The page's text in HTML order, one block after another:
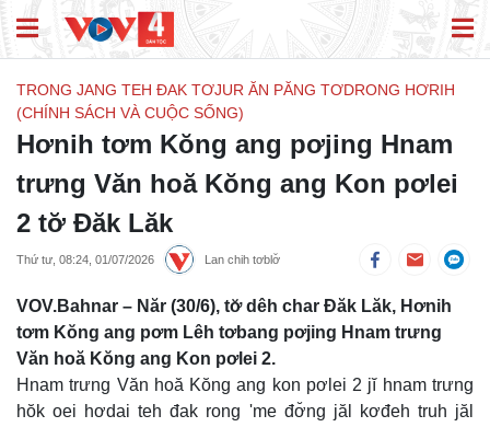
TRONG JANG TEH ĐAK TƠJUR ĂN PĂNG TƠDRONG HƠRIH
(CHÍNH SÁCH VÀ CUỘC SỐNG)
Hơnih tơm Kŏng ang pơjing Hnam
trưng Văn hoă Kŏng ang Kon pơlei
2 tơ̆ Đăk Lăk
Thứ tư, 08:24, 01/07/2026 Lan chih tơblơ̆
VOV.Bahnar – Năr (30/6), tơ̆ dêh char Đăk Lăk, Hơnih
tơm Kŏng ang pơm Lêh tơbang pơjing Hnam trưng
Văn hoă Kŏng ang Kon pơlei 2.
Hnam trưng Văn hoă Kŏng ang kon pơlei 2 jĭ hnam trưng
hŏk oei hơdai teh đak rong 'me đơ̆ng jăl kơđeh truh jăl